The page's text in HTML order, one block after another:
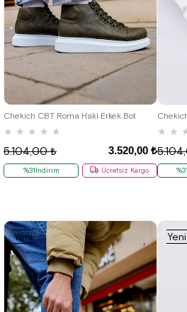
Chekich CBT Roma Haki Erkek Bot
★ ★ ★ ★ ★
3.520,00 ₺
5.104,00 ₺
%31İndirim Ücretsiz Kargo
36 37 38 39 40
43
44 45
★ ★
Yeni
Ürün
Yeni